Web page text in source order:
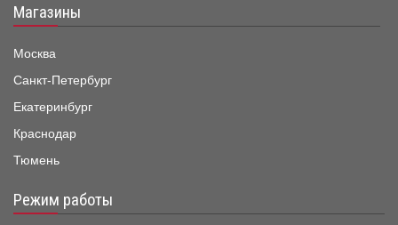
Магазины
Москва
Санкт-Петербург
Екатеринбург
Краснодар
Тюмень
Режим работы